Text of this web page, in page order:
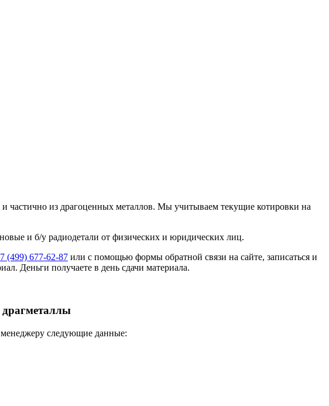
частично из драгоценных металлов. Мы учитываем текущие котировки на
и б/у радиодетали от физических и юридических лиц.
(499) 677-62-87 или с помощью формы обратной связи на сайте, записаться и
Деньги получаете в день сдачи материала.
драгметаллы
следующие данные: